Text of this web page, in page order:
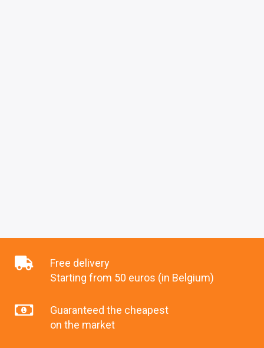
Free delivery
Starting from 50 euros (in Belgium)
Guaranteed the cheapest
on the market